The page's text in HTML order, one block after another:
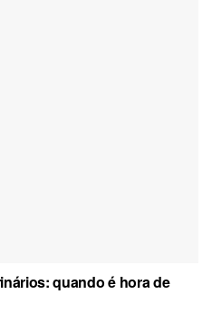
quando é hora de